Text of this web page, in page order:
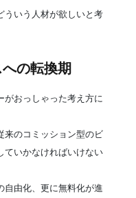
ういう人材が欲しいと考
の転換期
おっしゃった考え方に
来のコミッション型のビ
ていかなければいけない
自由化、更に無料化が進